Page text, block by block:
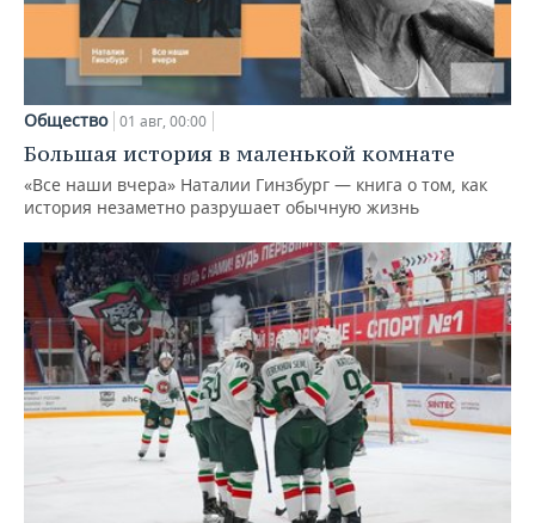
Общество 01 авг, 00:00
Большая история в маленькой комнате
«Все наши вчера» Наталии Гинзбург — книга о том, как
история незаметно разрушает обычную жизнь